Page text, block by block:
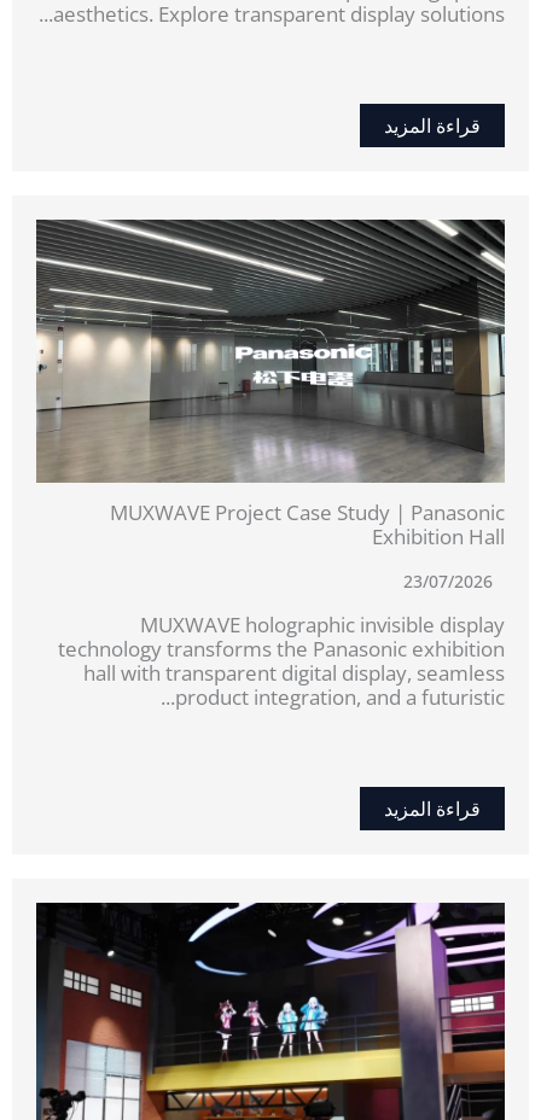
aesthetics. Explore transparent display solutions...
قراءة المزيد
MUXWAVE Project Case Study | Panasonic
Exhibition Hall
23/07/2026
MUXWAVE holographic invisible display
technology transforms the Panasonic exhibition
hall with transparent digital display, seamless
product integration, and a futuristic...
قراءة المزيد